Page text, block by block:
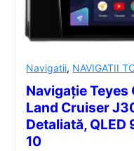
Navigatii, NAVIGATII
Navigație
Land Cruiser
Detaliată,
10